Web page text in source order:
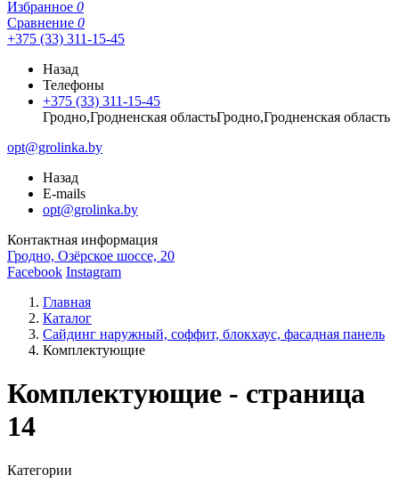
Избранное 0
Сравнение 0
+375 (33) 311-15-45
Назад
Телефоны
+375 (33) 311-15-45
Гродно,Гродненская областьГродно,Гродненская область
opt@grolinka.by
Назад
E-mails
opt@grolinka.by
Контактная информация
Гродно, Озёрское шоссе, 20
Facebook Instagram
Главная
Каталог
Сайдинг наружный, соффит, блокхаус, фасадная панель
Комплектующие
Комплектующие - страница
14
Категории